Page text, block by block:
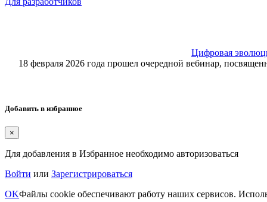
Цифровая
18 февраля 2026 года прошел очередной вебинар,
Добавить в избранное
×
Для добавления в Избранное необходимо авторизоваться
Войти или Зарегистрироваться
OKФайлы cookie обеспечивают работу наших сервисов.